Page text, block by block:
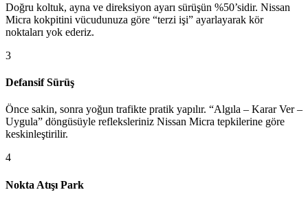
Doğru koltuk, ayna ve direksiyon ayarı sürüşün %50’sidir. Nissan
Micra kokpitini vücudunuza göre “terzi işi” ayarlayarak kör
noktaları yok ederiz.
3
Defansif Sürüş
Önce sakin, sonra yoğun trafikte pratik yapılır. “Algıla – Karar Ver –
Uygula” döngüsüyle refleksleriniz Nissan Micra tepkilerine göre
keskinleştirilir.
4
Nokta Atışı Park